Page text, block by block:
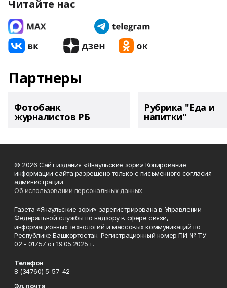
Читайте нас
Партнеры
Фотобанк
журналистов РБ
Рубрика "Еда и
напитки"
© 2026 Сайт издания «Янаульские зори» Копирование
информации сайта разрешено только с письменного согласия
администрации.
Об использовании персональных данных
Газета «Янаульские зори» зарегистрирована в Управлении
Федеральной службы по надзору в сфере связи,
информационных технологий и массовых коммуникаций по
Республике Башкортостан. Регистрационный номер ПИ № ТУ
02 - 01757 от 19.05.2025 г.
Телефон
8 (34760) 5-57-42
Эл. почта